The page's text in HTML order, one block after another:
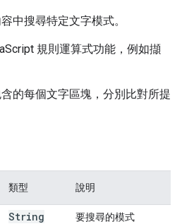
中搜尋特定文字模式。
規則運算式功能，例如擷
的每個文字區塊，分別比對所提
類型 說明
String 要搜尋的模式